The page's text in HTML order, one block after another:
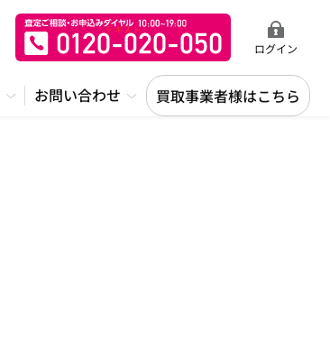
ログイン
お問い合わせ 買取事業者様はこちら